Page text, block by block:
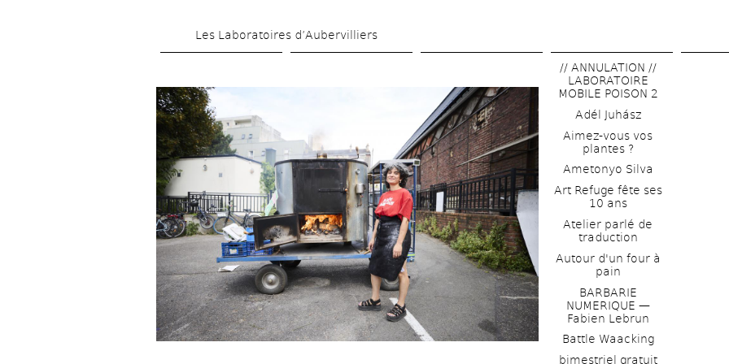
main
Les Laboratoires d’Aubervilliers
// ANNULATION //
LABORATOIRE
MOBILE POISON 2
Adél Juhász
Aimez-vous vos
plantes ?
Ametonyo Silva
Art Refuge fête ses
10 ans
Atelier parlé de
traduction
Autour d'un four à
pain
BARBARIE
NUMERIQUE —
Fabien Lebrun
Battle Waacking
bimestriel gratuit